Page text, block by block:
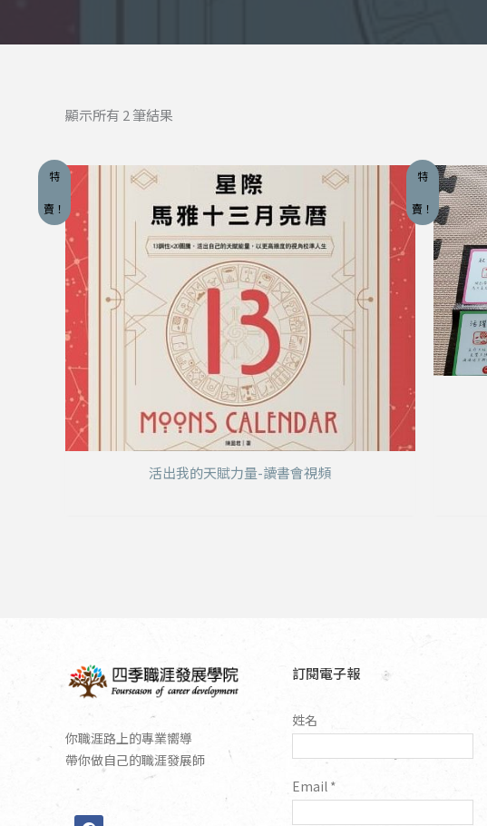
顯示所有 2 筆結果
特
賣！
活出我的天賦力量-讀書會視頻
特
賣！
你職涯路上的專業嚮導
帶你做自己的職涯發展師
F
訂閱電子報
姓名
Email *